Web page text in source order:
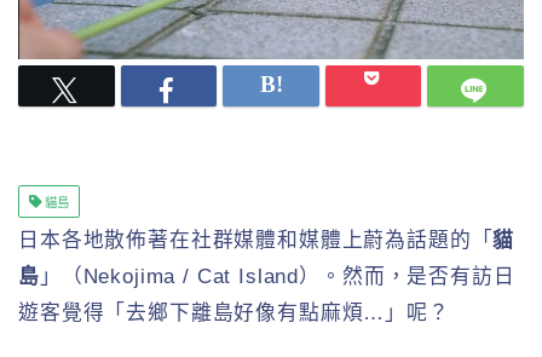
貓島
日本各地散佈著在社群媒體和媒體上蔚為話題的「貓
島 」（Nekojima / Cat Island）。然而，是否有訪日
遊客覺得「去鄉下離島好像有點麻煩…」呢？